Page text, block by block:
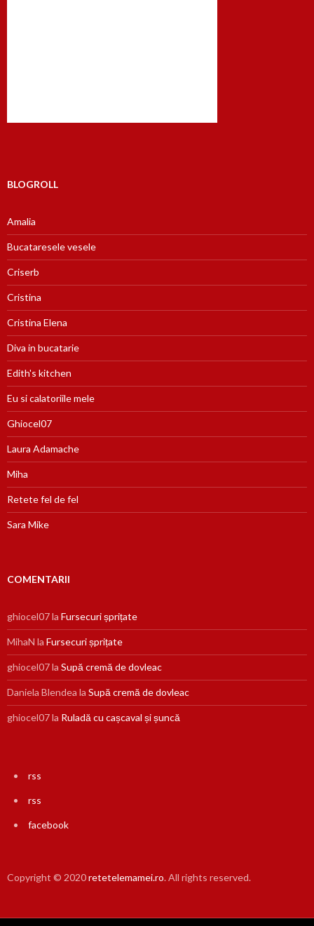
BLOGROLL
Amalia
Bucataresele vesele
Criserb
Cristina
Cristina Elena
Diva in bucatarie
Edith's kitchen
Eu si calatoriile mele
Ghiocel07
Laura Adamache
Miha
Retete fel de fel
Sara Mike
COMENTARII
ghiocel07la Fursecuri șprițate
MihaN la Fursecuri șprițate
ghiocel07la Supă cremă de dovleac
Daniela Blendea la Supă cremă de dovleac
ghiocel07la Ruladă cu cașcaval și șuncă
rss
rss
facebook
Copyright © 2020retetelemamei.ro. All rights reserved.